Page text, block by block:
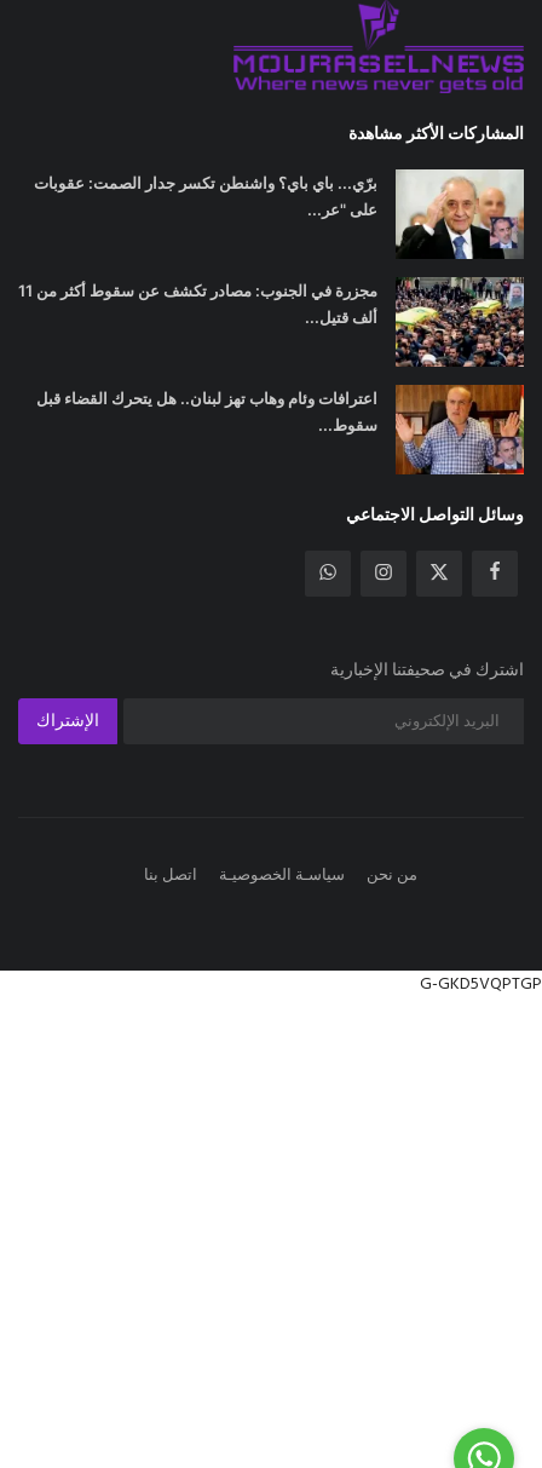
المشاركات الأكثر مشاهدة
برّي... باي باي؟ واشنطن تكسر جدار الصمت: عقوبات
على "عر...
مجزرة في الجنوب: مصادر تكشف عن سقوط أكثر من 11
ألف قتيل...
اعترافات وئام وهاب تهز لبنان.. هل يتحرك القضاء قبل
سقوط...
وسائل التواصل الاجتماعي
اشترك في صحيفتنا الإخبارية
الإشتراك
من نحن سياسـة الخصوصيـة اتصل بنا
G-GKD5VQPTGP